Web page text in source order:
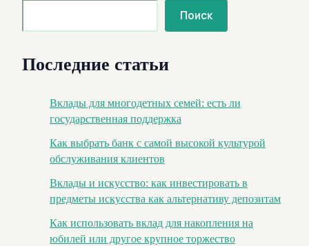
Поиск
Последние статьи
Вклады для многодетных семей: есть ли
государственная поддержка
Как выбрать банк с самой высокой культурой
обслуживания клиентов
Вклады и искусство: как инвестировать в
предметы искусства как альтернативу депозитам
Как использовать вклад для накопления на
юбилей или другое крупное торжество